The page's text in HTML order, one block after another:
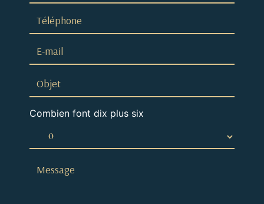
Combien font dix plus six